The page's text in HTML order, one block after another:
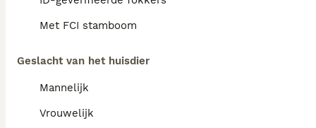
Met FCI stamboom
Geslacht van het huisdier
Mannelijk
Vrouwelijk